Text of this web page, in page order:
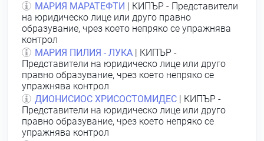
МАРИЯ МАРАТЕФТИ
| КИПЪР - Представители
на юридическо лице или друго правно
образувание, чрез което непряко се упражнява
контрол
МАРИЯ ПИЛИЯ - ЛУКА | КИПЪР -
Представители на юридическо лице или друго
правно образувание, чрез което непряко се
упражнява контрол
ДИОНИСИОС ХРИСОСТОМИДЕС | КИПЪР -
Представители на юридическо лице или друго
правно образувание, чрез което непряко се
упражнява контрол